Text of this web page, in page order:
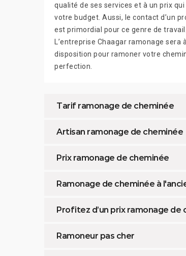
qualité de ses services et à un prix
votre budget. Aussi, le contact d’un
est primordial pour ce genre de travail.
L’entreprise Chaagar ramonage sera
disposition pour ramoner votre
perfection.
Tarif ramonage de cheminée
Artisan ramonage de cheminée
Prix ramonage de cheminée
Ramonage de cheminée à
Profitez d’un prix ramonage
Ramoneur pas cher